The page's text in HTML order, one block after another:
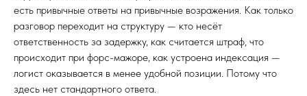
есть привычные ответы на привычные возражения. Как только
разговор переходит на структуру — кто несёт
ответственность за задержку, как считается штраф, что
происходит при форс-мажоре, как устроена индексация —
логист оказывается в менее удобной позиции. Потому что
здесь нет стандартного ответа.